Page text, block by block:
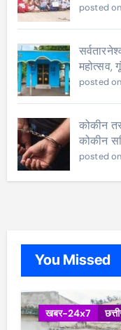
posted
महोत्सव,
posted
कोकीन
कोकीन
posted
You Missed
खबर-24x7